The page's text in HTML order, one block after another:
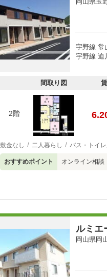
宇野線 常
宇野線 迫
間取り図
2階
敷金なし 二人暮らし バス・トイレ
おすすめポイント オンライン相談
ルミエ
岡山県岡